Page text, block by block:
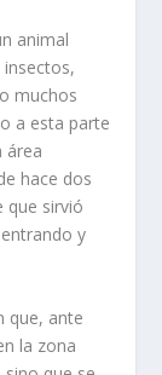
animal
muchos
a esta parte
área
hace dos
que sirvió
y
que, ante
la zona